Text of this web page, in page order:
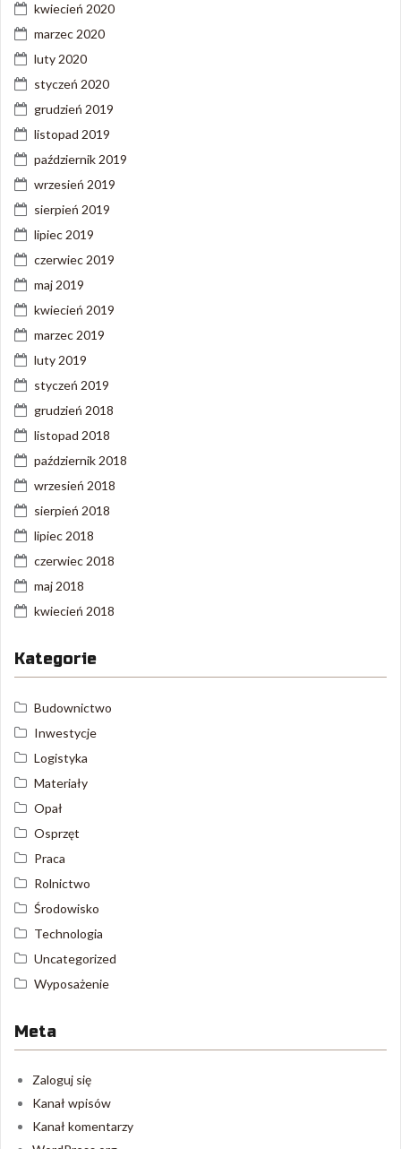
kwiecień 2020
marzec 2020
luty 2020
styczeń 2020
grudzień 2019
listopad 2019
październik 2019
wrzesień 2019
sierpień 2019
lipiec 2019
czerwiec 2019
maj 2019
kwiecień 2019
marzec 2019
luty 2019
styczeń 2019
grudzień 2018
listopad 2018
październik 2018
wrzesień 2018
sierpień 2018
lipiec 2018
czerwiec 2018
maj 2018
kwiecień 2018
Kategorie
Budownictwo
Inwestycje
Logistyka
Materiały
Opał
Osprzęt
Praca
Rolnictwo
Środowisko
Technologia
Uncategorized
Wyposażenie
Meta
Zaloguj się
Kanał wpisów
Kanał komentarzy